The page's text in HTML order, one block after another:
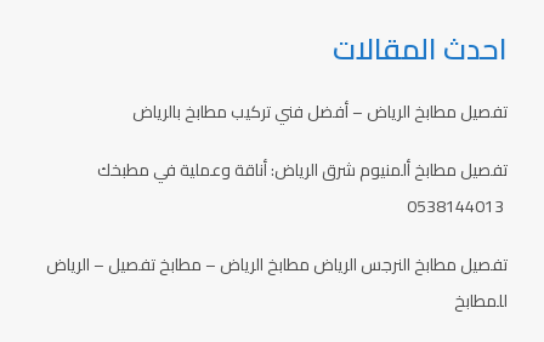
احدث المقالات
تفصيل مطابخ الرياض – أفضل فني تركيب مطابخ بالرياض
تفصيل مطابخ ألمنيوم شرق الرياض: أناقة وعملية في مطبخك
تفصيل مطابخ النرجس الرياض مطابخ الرياض – مطابخ تفصيل – الرياض
للمطابخ